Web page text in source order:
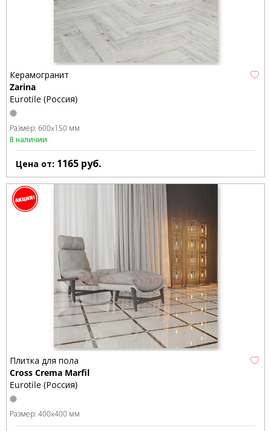
Керамогранит
Zarina
Eurotile (Россия)
Размер: 600x150 мм
В наличии
Цена от: 1165 руб.
Плитка для пола
Cross Crema Marfil
Eurotile (Россия)
Размер: 400x400 мм